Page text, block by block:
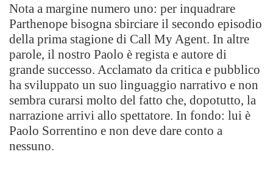
Nota a margine numero uno: per inquadrare
Parthenope bisogna sbirciare il secondo episodio
della prima stagione di Call My Agent. In altre
parole, il nostro Paolo è regista e autore di
grande successo. Acclamato da critica e pubblico
ha sviluppato un suo linguaggio narrativo e non
sembra curarsi molto del fatto che, dopotutto, la
narrazione arrivi allo spettatore. In fondo: lui è
Paolo Sorrentino e non deve dare conto a
nessuno.